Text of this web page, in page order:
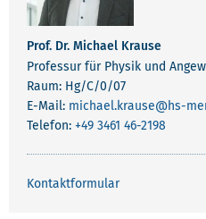
Prof. Dr. Michael Krause
Professur für Physik und
Raum: Hg/C/0/07
E-Mail: michael.krause@hs-
Telefon: +49 3461 46-2198
Kontaktformular